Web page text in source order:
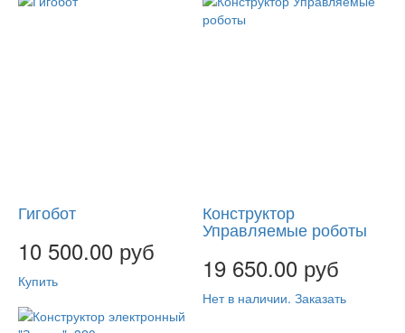
Гигобот
10 500.00 руб
Купить
Конструктор
Управляемые роботы
19 650.00 руб
Нет в наличии. Заказать